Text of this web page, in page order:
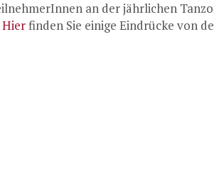
an der jährlichen
Hierfinden Sie einige Eindrücke von